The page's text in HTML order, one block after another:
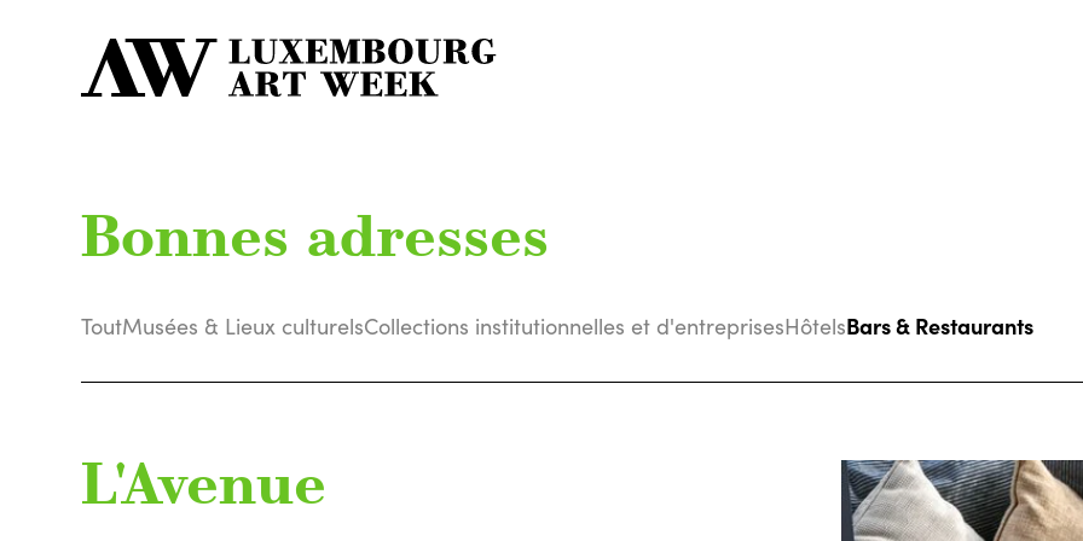
Bonnes adresses
ToutMusées & Lieux culturelsCollections institutionnelles et d'entreprisesHôtelsBars & Restaurants
L'Avenue